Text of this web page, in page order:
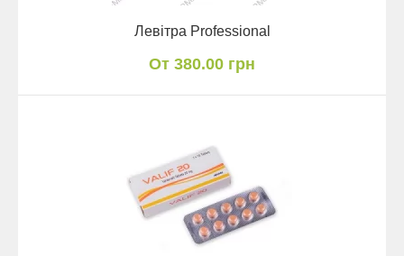
Левітра Professional
От 380.00 грн